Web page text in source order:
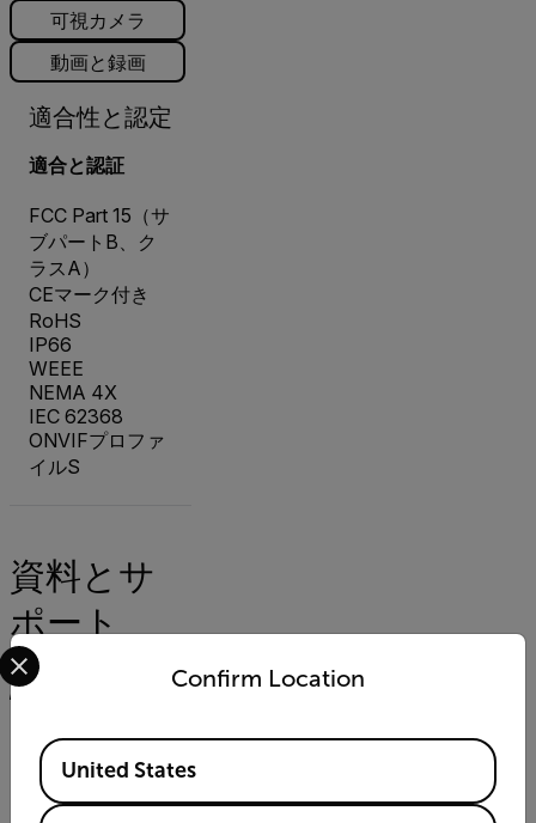
可視カメラ
動画と録画
適合性と認定
適合と認証
FCC Part 15（サ
ブパートB、ク
ラスA）
CEマーク付き
RoHS
IP66
WEEE
NEMA 4X
IEC 62368
ONVIFプロファ
イルS
資料とサ
ポート
サポートへのお問い合わせConfirm Location
Select your preferred country and language from the
Available Locations
United States